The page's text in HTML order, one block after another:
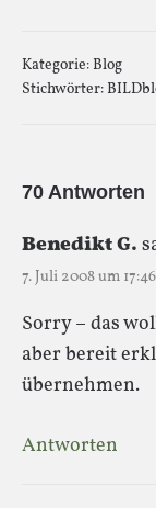
Kategorie:Blog
Stichwörter:
70 Antworten
Benedikt G.
7. Juli 2008 um
Sorry – das
aber bereit
übernehmen.
Antworten